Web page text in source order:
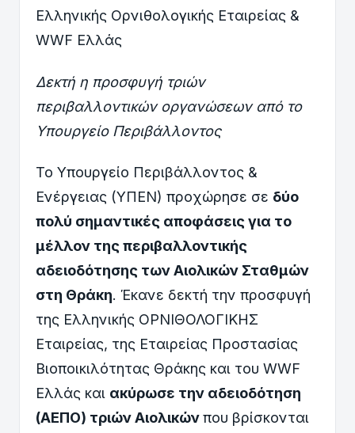
Ελληνικής Ορνιθολογικής Εταιρείας &
WWF Ελλάς
Δεκτή η προσφυγή τριών
περιβαλλοντικών οργανώσεων από το
Υπουργείο Περιβάλλοντος
Το Υπουργείο Περιβάλλοντος &
Ενέργειας (ΥΠΕΝ) προχώρησε σε δύο
πολύ σημαντικές αποφάσεις για το
μέλλον της περιβαλλοντικής
αδειοδότησης των Αιολικών Σταθμών
στη Θράκη. Έκανε δεκτή την προσφυγή
της Ελληνικής ΟΡΝΙΘΟΛΟΓΙΚΗΣ
Εταιρείας, της Εταιρείας Προστασίας
Βιοποικιλότητας Θράκης και του WWF
Ελλάς και ακύρωσε την αδειοδότηση
(ΑΕΠΟ) τριών Αιολικώνπου βρίσκονται